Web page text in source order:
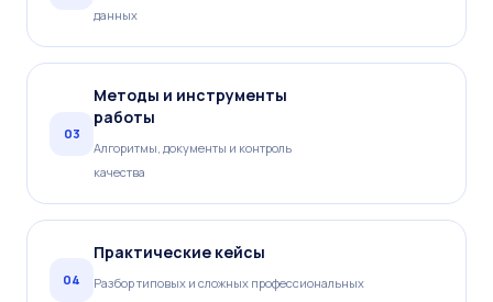
данных
03
Методы и инструменты
работы
Алгоритмы, документы и контроль
качества
04
Практические кейсы
Разбор типовых и сложных профессиональных